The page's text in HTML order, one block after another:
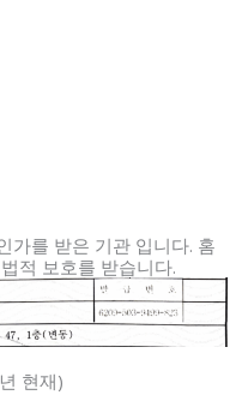
가를 받은 기관 입니다. 홈
적 보호를 받습니다.
현재)